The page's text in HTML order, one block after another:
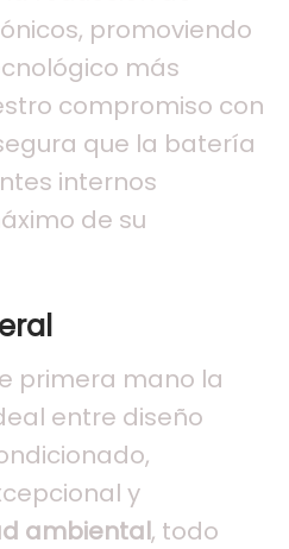
promoviendo
más
compromiso con
que la batería
internos
de su
primera mano la
entre diseño
y
ambiental, todo